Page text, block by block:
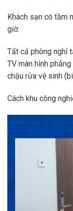
Khách sạn có tầm
giờ.
Tất cả phòng nghỉ
TV màn hình
chậu rửa vệ sinh
Cách khu công